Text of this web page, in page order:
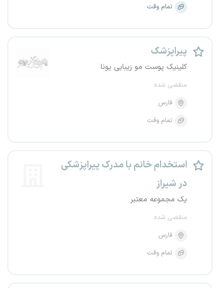
تمام وقت
پیراپزشک
کلینیک پوست مو زیبایی یونا
منقضی شده
فارس
تمام وقت
استخدام خانم با مدرک پیراپزشکی
در شیراز
یک مجموعه معتبر
منقضی شده
فارس
تمام وقت